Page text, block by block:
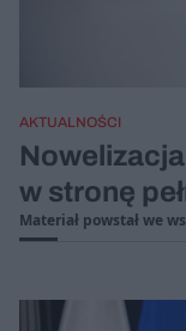
AKTUALNOŚCI
w stronę
Materiał powstał we